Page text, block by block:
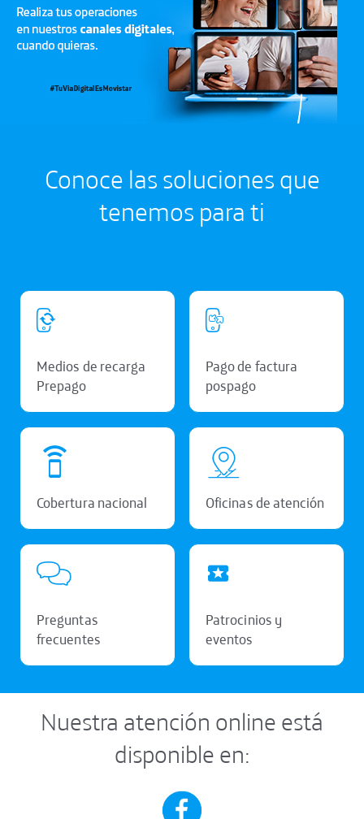
Conoce las soluciones que
tenemos para ti
Medios de recarga
Prepago
Pago de factura
pospago
Cobertura nacional Oficinas de atención
Preguntas
frecuentes
Patrocinios y
eventos
Nuestra atención online está
disponible en: